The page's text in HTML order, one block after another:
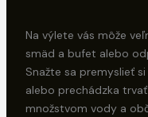
Na výlete vás môže
smäd a bufet alebo
Snažte sa premyslieť
alebo prechádzka
množstvom vody a